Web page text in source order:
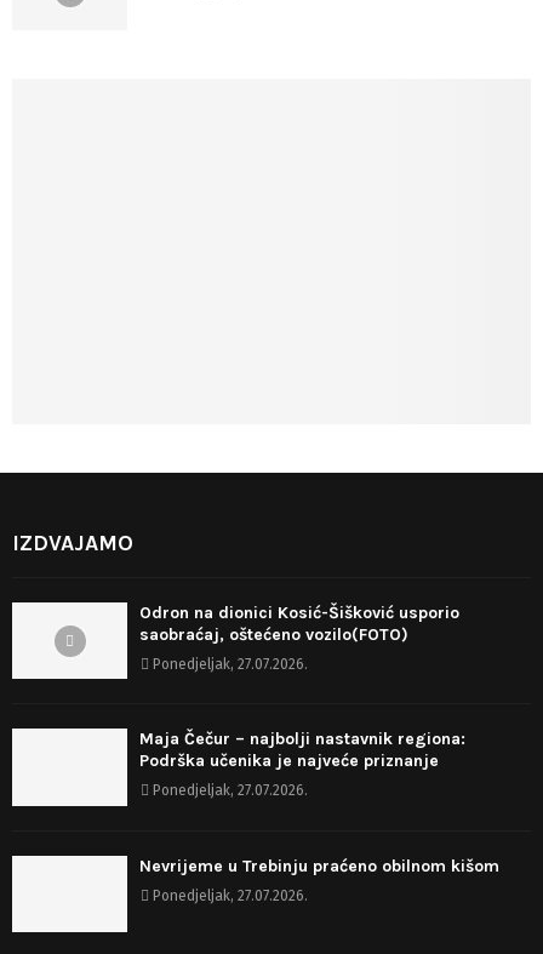
IZDVAJAMO
Odron na dionici Kosić-Šišković usporio
saobraćaj, oštećeno vozilo(FOTO)
Ponedjeljak, 27.07.2026.
Maja Čečur – najbolji nastavnik regiona:
Podrška učenika je najveće priznanje
Ponedjeljak, 27.07.2026.
Nevrijeme u Trebinju praćeno obilnom kišom
Ponedjeljak, 27.07.2026.